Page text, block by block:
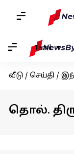
Tamil
வீடு / செய்தி /
தொல்.